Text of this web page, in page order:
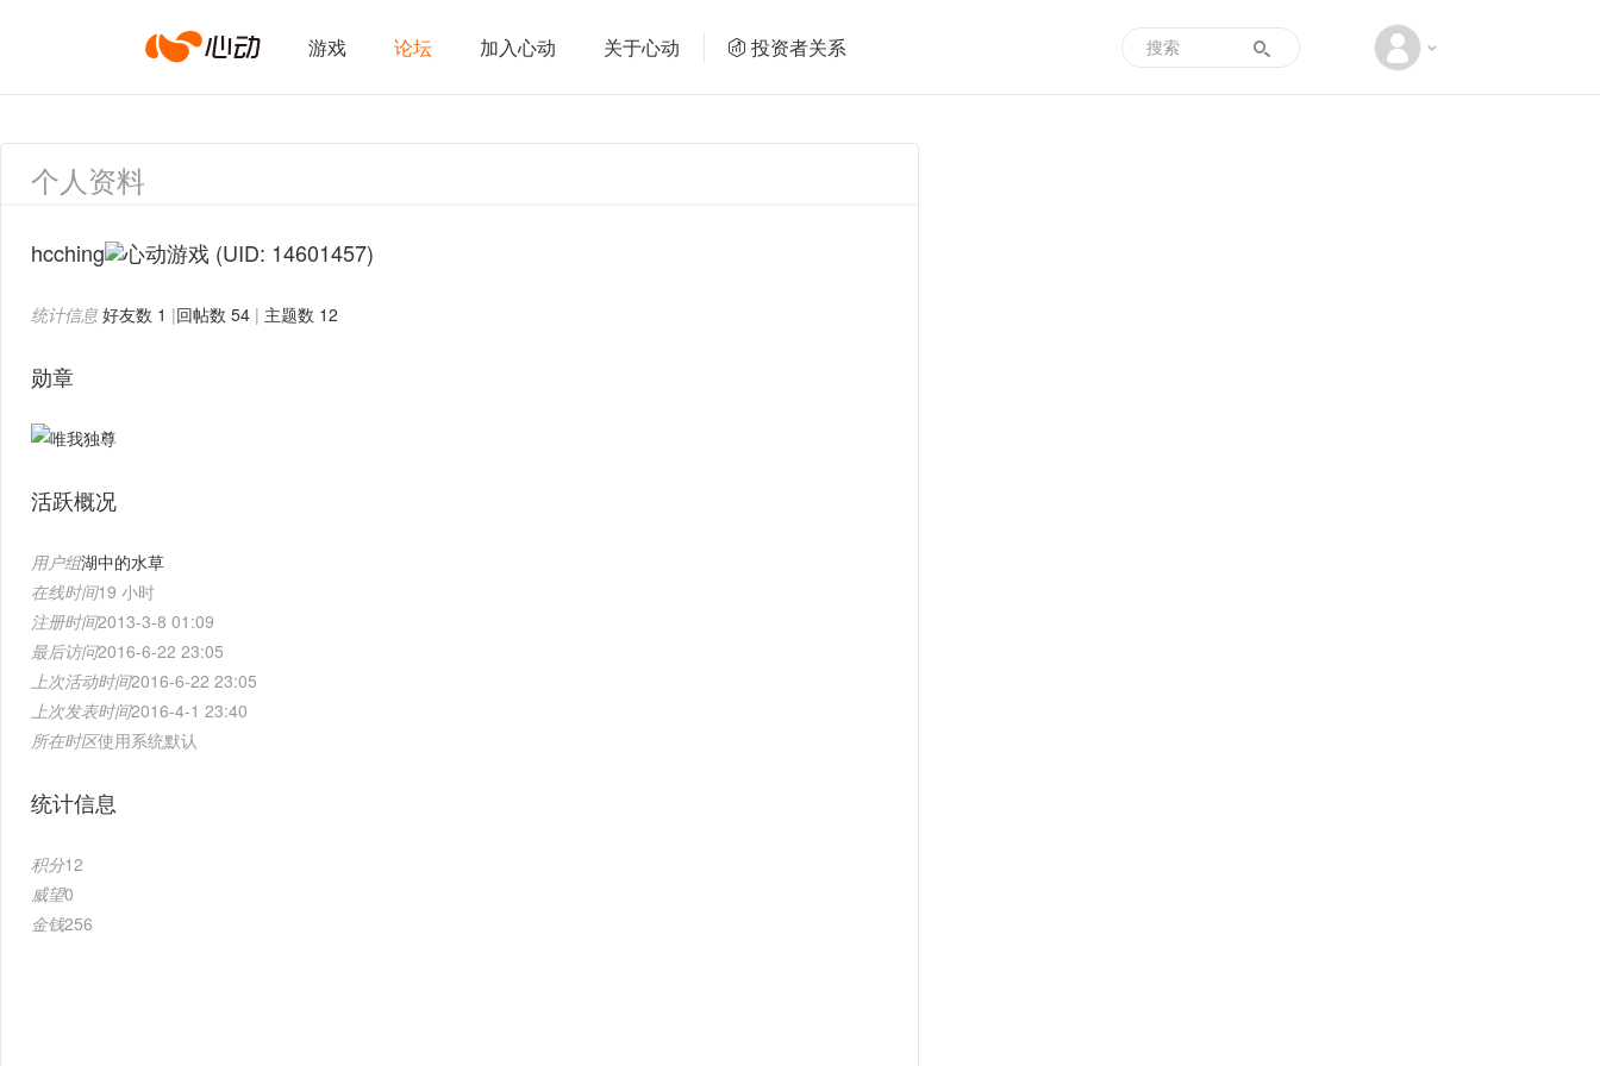
心
动
络
游戏 论坛 加入心动 关于心动 投资者关系
个人资料
hcching (UID: 14601457)
统计信息 好友数 1 |回帖数 54 | 主题数 12
勋章
活跃概况
用户组湖中的水草
在线时间19 小时
注册时间2013-3-8 01:09
最后访问2016-6-22 23:05
上次活动时间2016-6-22 23:05
上次发表时间2016-4-1 23:40
所在时区使用系统默认
统计信息
积分12
威望0
金钱256